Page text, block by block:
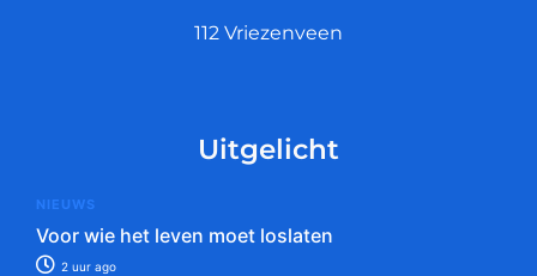
112 Vriezenveen
Uitgelicht
NIEUWS
Voor wie het leven moet loslaten
2 uur ago